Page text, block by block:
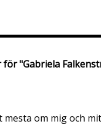
för "Gabriela
om mig och